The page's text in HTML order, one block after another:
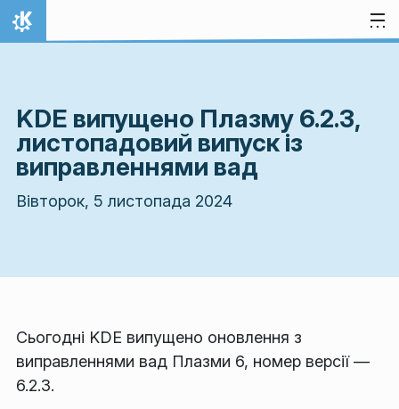
Перейти до вмісту
Домівка
KDE випущено Плазму 6.2.3,
листопадовий випуск із
виправленнями вад
Вівторок, 5 листопада 2024
Сьогодні KDE випущено оновлення з
виправленнями вад Плазми 6, номер версії —
6.2.3.